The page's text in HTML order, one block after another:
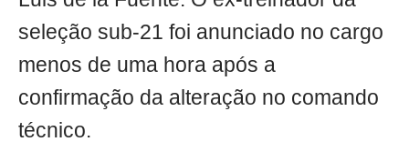
seleção sub-21 foi anunciado no cargo
menos de uma hora após a
confirmação da alteração no comando
técnico.